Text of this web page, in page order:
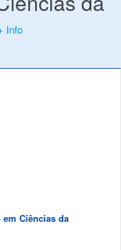
Info
em Ciências da